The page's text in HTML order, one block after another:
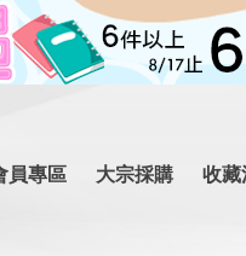
員專區 大宗採購 收藏